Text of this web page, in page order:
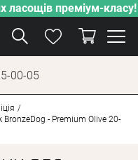
ласощів преміум-класу!
00-05
- Premium Olive 20-